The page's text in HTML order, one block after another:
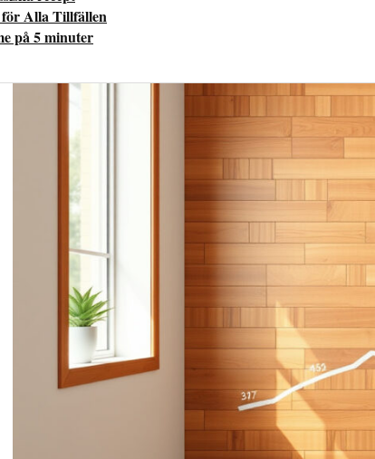
för Alla Tillfällen
på 5 minuter